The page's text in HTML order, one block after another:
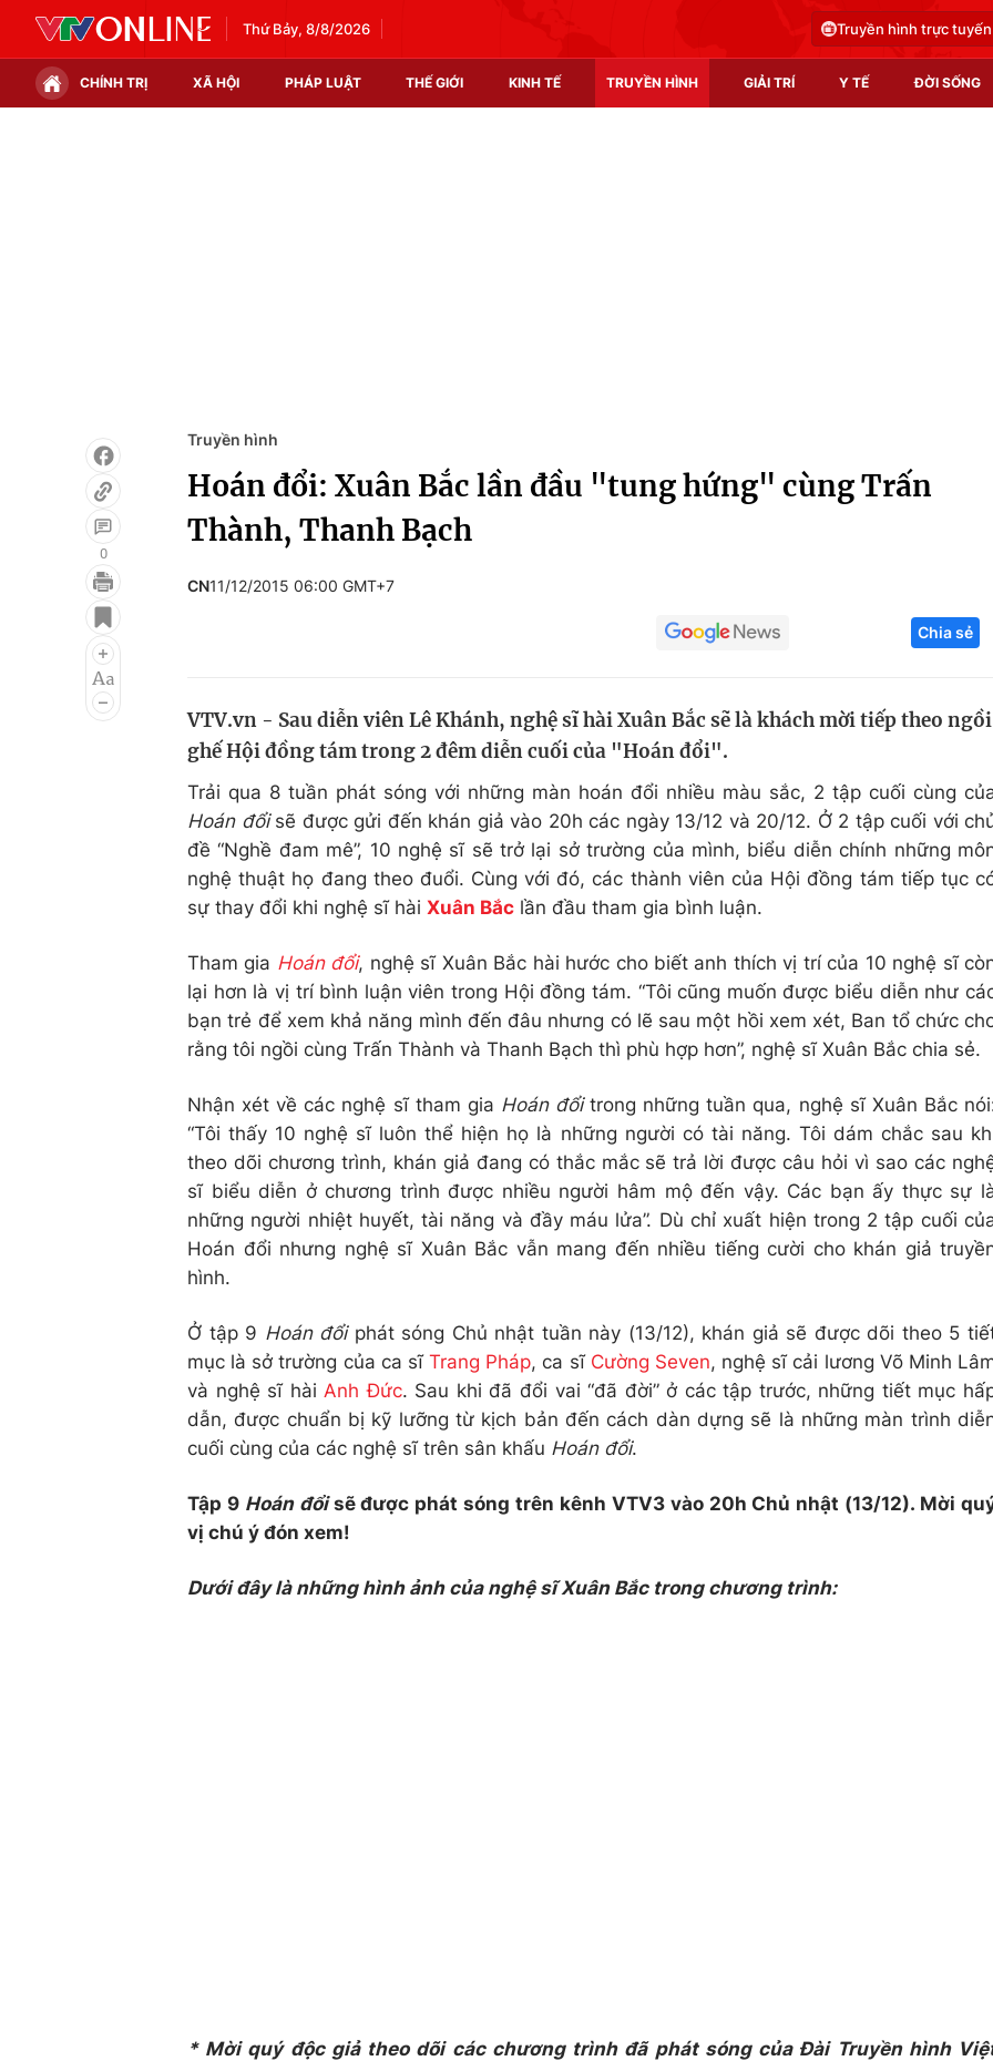
Thứ Bảy, 8/8/2026 Truyền hình trực tuyến
CHÍNH TRỊ XÃ HỘI PHÁP LUẬT THẾ GIỚI KINH TẾ TRUYỀN HÌNH GIẢI TRÍ Y TẾ ĐỜI SỐNG
Infographic
Điện ảnh
Âm nhạc
Chất lượng cuộc sống
Tuyển sinh
Hitech Công
Thị trường
0
Truyền hình
Hoán đổi: Xuân Bắc lần đầu "tung hứng" cùng Trấn
Thành, Thanh Bạch
CN11/12/2015 06:00 GMT+7
Chia sẻ
VTV.vn - Sau diễn viên Lê Khánh, nghệ sĩ hài Xuân Bắc sẽ là khách mời tiếp theo ngồi
ghế Hội đồng tám trong 2 đêm diễn cuối của "Hoán đổi".
Trải qua 8 tuần phát sóng với những màn hoán đổi nhiều màu sắc, 2 tập cuối cùng
Hoán đổisẽ được gửi đến khán giả vào 20h các ngày 13/12 và 20/12. Ở 2 tập cuối với
đề “Nghề đam mê”, 10 nghệ sĩ sẽ trở lại sở trường của mình, biểu diễn chính những
nghệ thuật họ đang theo đuổi. Cùng với đó, các thành viên của Hội đồng tám tiếp tục
sự thay đổi khi nghệ sĩ hài Xuân Bắc lần đầu tham gia bình luận.
Tham gia Hoán đổi, nghệ sĩ Xuân Bắc hài hước cho biết anh thích vị trí của 10 nghệ sĩ
lại hơn là vị trí bình luận viên trong Hội đồng tám. “Tôi cũng muốn được biểu diễn như
bạn trẻ để xem khả năng mình đến đâu nhưng có lẽ sau một hồi xem xét, Ban tổ chức
rằng tôi ngồi cùng Trấn Thành và Thanh Bạch thì phù hợp hơn”, nghệ sĩ Xuân Bắc chia sẻ.
Nhận xét về các nghệ sĩ tham gia Hoán đổitrong những tuần qua, nghệ sĩ Xuân Bắc
“Tôi thấy 10 nghệ sĩ luôn thể hiện họ là những người có tài năng. Tôi dám chắc sau
theo dõi chương trình, khán giả đang có thắc mắc sẽ trả lời được câu hỏi vì sao các
sĩ biểu diễn ở chương trình được nhiều người hâm mộ đến vậy. Các bạn ấy thực sự
những người nhiệt huyết, tài năng và đầy máu lửa”. Dù chỉ xuất hiện trong 2 tập cuối
Hoán đổi nhưng nghệ sĩ Xuân Bắc vẫn mang đến nhiều tiếng cười cho khán giả
hình.
Ở tập 9 Hoán đổiphát sóng Chủ nhật tuần này (13/12), khán giả sẽ được dõi theo 5
mục là sở trường của ca sĩTrang Pháp, ca sĩ Cường Seven, nghệ sĩ cải lương Võ Minh
và nghệ sĩ hàiAnh Đức. Sau khi đã đổi vai “đã đời” ở các tập trước, những tiết mục
dẫn, được chuẩn bị kỹ lưỡng từ kịch bản đến cách dàn dựng sẽ là những màn trình
cuối cùng của các nghệ sĩ trên sân khấu Hoán đổi.
Tập 9 Hoán đổisẽ được phát sóng trên kênh VTV3 vào 20h Chủ nhật (13/12). Mời
vị chú ý đón xem!
Dưới đây là những hình ảnh của nghệ sĩ Xuân Bắc trong chương trình:
* Mời quý độc giả theo dõi các chương trình đã phát sóng của Đài Truyền hình